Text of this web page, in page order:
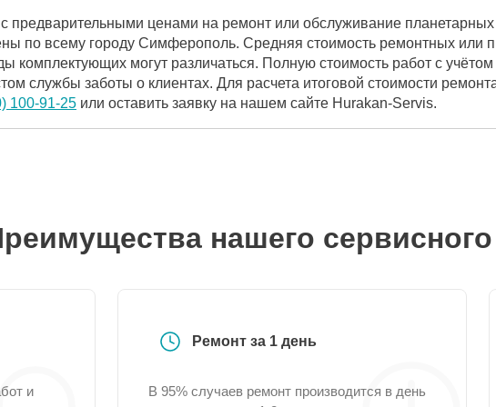
предварительными ценами на ремонт или обслуживание
по всему городу Симферополь. Средняя стоимость ремонтных или
комплектующих могут различаться. Полную стоимость работ с
службы заботы о клиентах. Для расчета итоговой стоимости
100-91-25 или оставить заявку на нашем сайте Hurakan-Servis.
нашего
и
Ремонт за 1 день
В 95% случаев ремонт производится в день